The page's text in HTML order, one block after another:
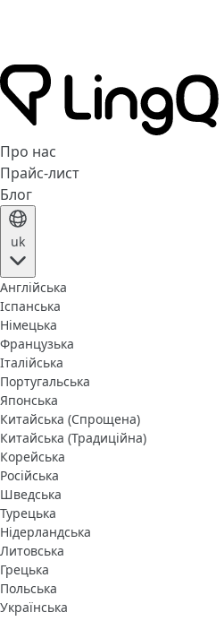
Про нас
Прайс-лист
Блог
uk
Англійська
Іспанська
Німецька
Французька
Італійська
Португальська
Японська
Китайська (Спрощена)
Китайська (Традиційна)
Корейська
Російська
Шведська
Турецька
Нідерландська
Литовська
Грецька
Польська
Українська